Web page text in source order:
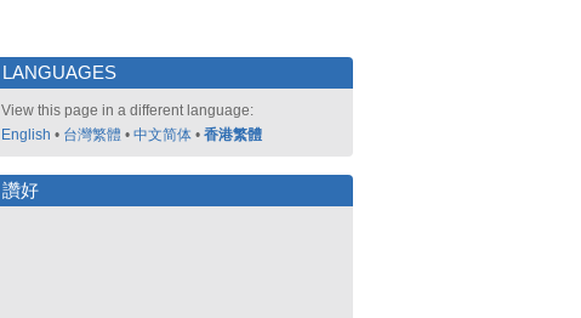
LANGUAGES
View this page in a different language:
English • 台灣繁體 • 中文简体 • 香港繁體
讚好